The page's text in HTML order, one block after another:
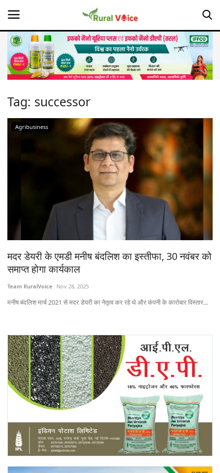
Home
About Us
Leadership Profiles
Events
Agribusiness
Cooperatives
International
Rural Dialogue
Ground Report
Rural Connect
Gallery
Tag: successor
Agribusiness
मदर डेयरी के एमडी मनीष बंदलिश का इस्तीफा, 30 नवंबर को
समाप्त होगा कार्यकाल
Team RuralVoice Nov 28, 2025
मनीष बंदलिश मार्च 2021 से मदर डेयरी का नेतृत्व कर रहे थे और कंपनी के कारोबार विस्तार...